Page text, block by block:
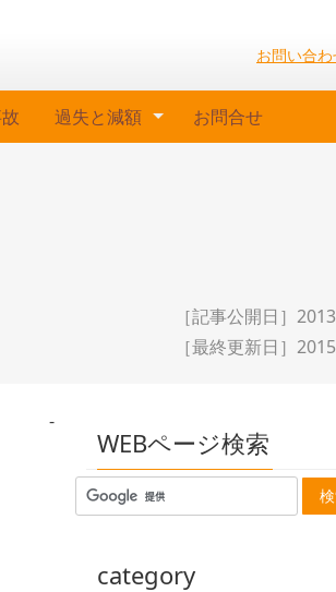
お問い合
過失と減額 お問合せ
［記事公開日］
［最終更新日］
-
WEBページ検索
category